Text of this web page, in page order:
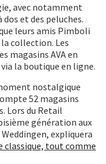
avec notamment
et des peluches.
leurs amis Pimboli
collection. Les
magasins AVA en
la boutique en ligne.
nostalgique
52 magasins
Lors du Retail
génération aux
expliquera
classique, tout comme